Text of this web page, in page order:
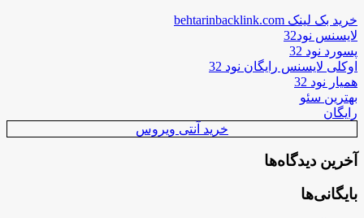
خرید بک لینک behtarinbacklink.com
لایسنس نود32
پسورد نود 32
اوکلی لایسنس رایگان نود 32
همیار نود 32
بهترین سئو
رایگان
خرید آنتی ویروس
آخرین دیدگاه‌ها
بایگانی‌ها